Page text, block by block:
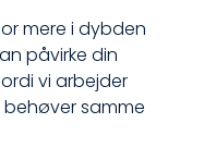
mere i dybden
påvirke din
vi arbejder
samme